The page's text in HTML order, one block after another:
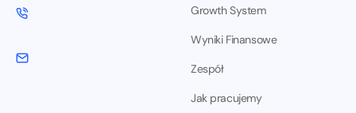
Growth System
Wyniki Finansowe
Zespół
Jak pracujemy